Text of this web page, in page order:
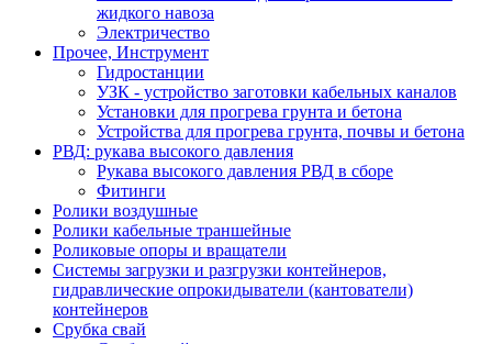
жидкого навоза
Электричество
Прочее, Инструмент
Гидростанции
УЗК - устройство заготовки кабельных каналов
Установки для прогрева грунта и бетона
Устройства для прогрева грунта, почвы и бетона
РВД: рукава высокого давления
Рукава высокого давления РВД в сборе
Фитинги
Ролики воздушные
Ролики кабельные траншейные
Роликовые опоры и вращатели
Системы загрузки и разгрузки контейнеров,
гидравлические опрокидыватели (кантователи)
контейнеров
Срубка свай